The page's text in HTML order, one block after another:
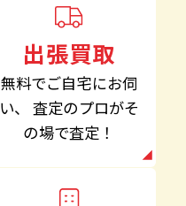
出張買取
無料でご自宅にお伺
い、 査定のプロがそ
の場で査定！